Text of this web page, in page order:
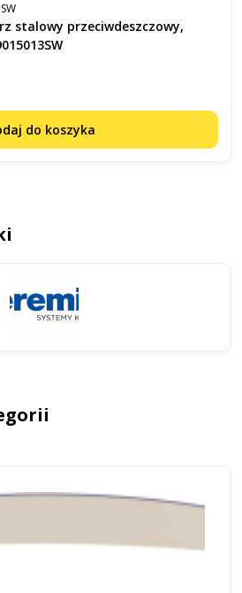
stalowy przeciwdeszczowy,
do koszyka